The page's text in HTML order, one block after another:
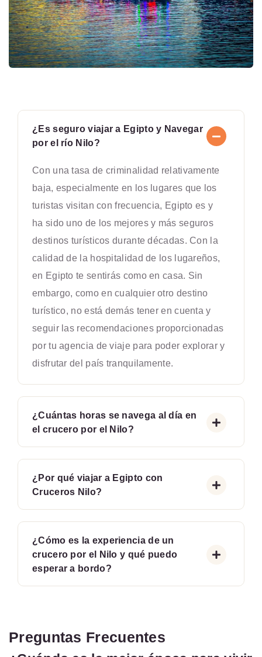
¿Es seguro viajar a Egipto y Navegar
por el río Nilo?
Con una tasa de criminalidad relativamente
baja, especialmente en los lugares que los
turistas visitan con frecuencia, Egipto es y
ha sido uno de los mejores y más seguros
destinos turísticos durante décadas. Con la
calidad de la hospitalidad de los lugareños,
en Egipto te sentirás como en casa. Sin
embargo, como en cualquier otro destino
turístico, no está demás tener en cuenta y
seguir las recomendaciones proporcionadas
por tu agencia de viaje para poder explorar y
disfrutar del país tranquilamente.
¿Cuántas horas se navega al día en
el crucero por el Nilo?
¿Por qué viajar a Egipto con
Cruceros Nilo?
¿Cómo es la experiencia de un
crucero por el Nilo y qué puedo
esperar a bordo?
Preguntas Frecuentes